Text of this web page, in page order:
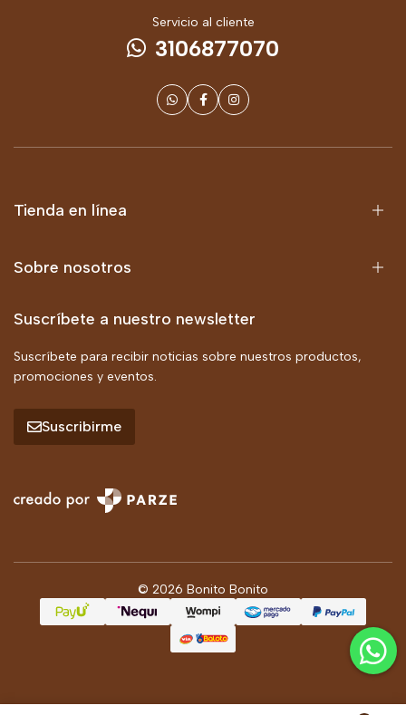
Servicio al cliente
3106877070
Tienda en línea
Sobre nosotros
Suscríbete a nuestro newsletter
Suscríbete para recibir noticias sobre nuestros productos,
promociones y eventos.
Suscribirme
© 2026 Bonito Bonito